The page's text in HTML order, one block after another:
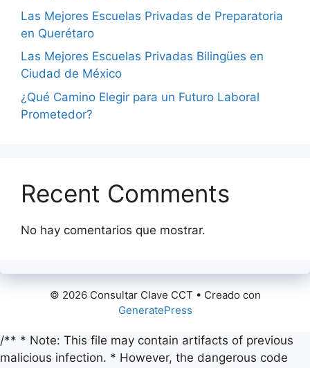
Las Mejores Escuelas Privadas de Preparatoria
en Querétaro
Las Mejores Escuelas Privadas Bilingües en
Ciudad de México
¿Qué Camino Elegir para un Futuro Laboral
Prometedor?
Recent Comments
No hay comentarios que mostrar.
© 2026 Consultar Clave CCT • Creado con
GeneratePress
/** * Note: This file may contain artifacts of previous
malicious infection. * However, the dangerous code